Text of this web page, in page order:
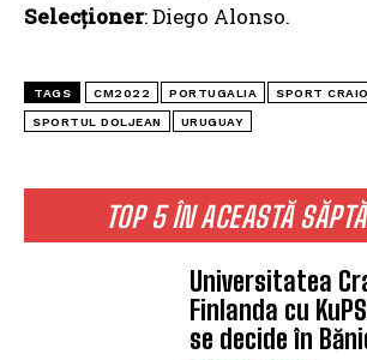
TOP 5 ÎN ACEASTĂ
Universitatea
Finlanda cu
se decide în
Selecționer: Diego Alonso.
TAGS CM2022 PORTUGALIA SPORT
SPORTUL DOLJEAN URUGUAY